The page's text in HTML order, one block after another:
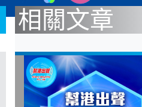
相關文章